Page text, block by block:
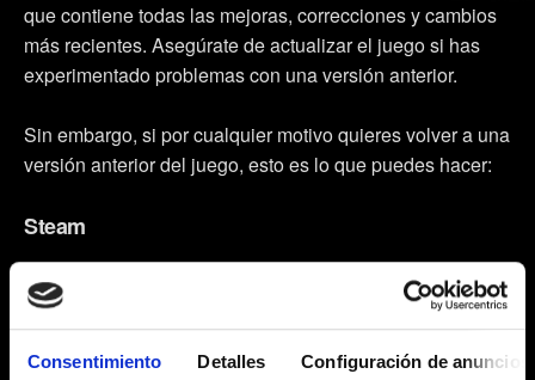
Consentimiento Detalles Configuración de anuncios
que contiene todas las mejoras, correcciones y cambios
más recientes. Asegúrate de actualizar el juego si has
experimentado problemas con una versión anterior.
Sin embargo, si por cualquier motivo quieres volver a una
versión anterior del juego, esto es lo que puedes hacer:
Steam
Ve a la Biblioteca de Steam.
Haz clic derecho enCyberpunk 2077y selecciona
Propiedades.